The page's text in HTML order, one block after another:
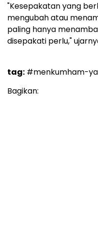
"Kesepakatan yang
mengubah atau
paling hanya
disepakati perlu,"
tag: #menkumham-
Bagikan: